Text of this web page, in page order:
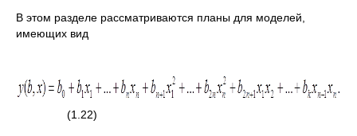
В этом разделе рассматриваются планы для моделей,
имеющих вид
(1.22)